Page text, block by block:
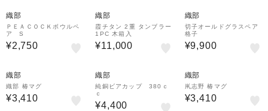
織部
ＰＥＡＣＯＣＫボウルペ
ア S
¥2,750
織部
霞チタン 2重 タンブラー
1PC 木箱入
¥11,000
織部
切子オールドグラスペア
格子
¥9,900
織部
織部 椿マグ
¥3,410
織部
純銅ビアカップ 380ｃ
ｃ
¥4,400
織部
鼡志野 椿マグ
¥3,410